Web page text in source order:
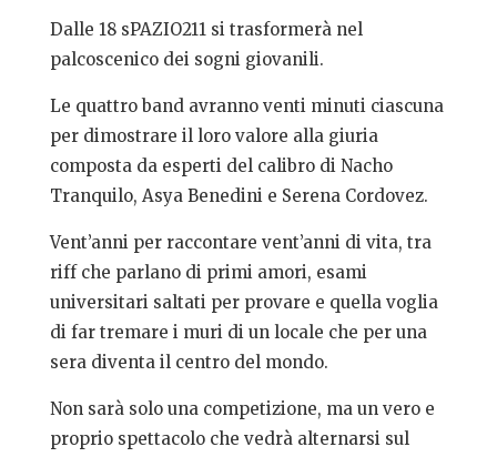
Dalle 18 sPAZIO211 si trasformerà nel
palcoscenico dei sogni giovanili.
Le quattro band avranno venti minuti ciascuna
per dimostrare il loro valore alla giuria
composta da esperti del calibro di Nacho
Tranquilo, Asya Benedini e Serena Cordovez.
Vent’anni per raccontare vent’anni di vita, tra
riff che parlano di primi amori, esami
universitari saltati per provare e quella voglia
di far tremare i muri di un locale che per una
sera diventa il centro del mondo.
Non sarà solo una competizione, ma un vero e
proprio spettacolo che vedrà alternarsi sul